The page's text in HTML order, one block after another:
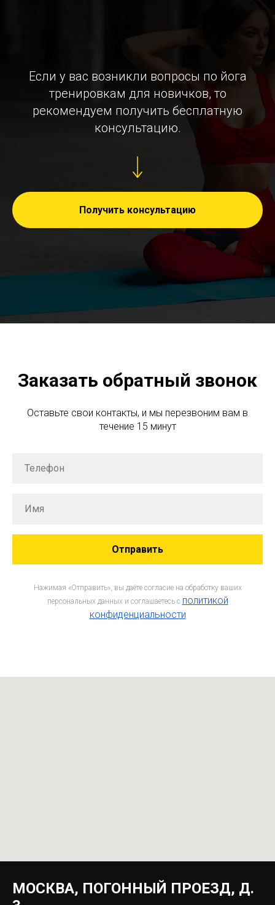
Если у вас возникли вопросы по йога
тренировкам для новичков, то
рекомендуем получить бесплатную
консультацию.
Получить консультацию
Заказать обратный звонок
Оставьте свои контакты, и мы перезвоним вам в
течение 15 минут
Отправить
Нажимая «Отправить», вы даёте согласие на обработку ваших
персональных данных и соглашаетесь c политикой
конфиденциальности
МОСКВА, ПОГОННЫЙ ПРОЕЗД, Д.